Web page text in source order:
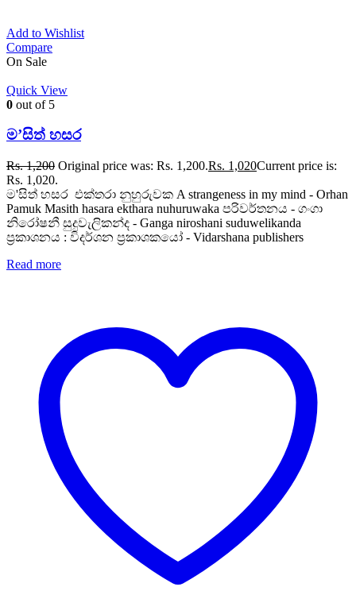
Add to Wishlist
Compare
On Sale
Quick View
0 out of 5
ම’සිත් හසර
Rs.1,200 Original price was: Rs. 1,200.Rs. 1,020Current price is:
Rs. 1,020.
ම'සිත් හසර එක්තරා නුහුරුවක A strangeness in my mind - Orhan
Pamuk Masith hasara ekthara nuhuruwaka පරිවර්තනය - ගංගා
නිරෝෂනී සුදුවැලිකන්ද - Ganga niroshani suduwelikanda
ප්‍රකාශනය : විදර්ශන ප්‍රකාශකයෝ - Vidarshana publishers
Read more